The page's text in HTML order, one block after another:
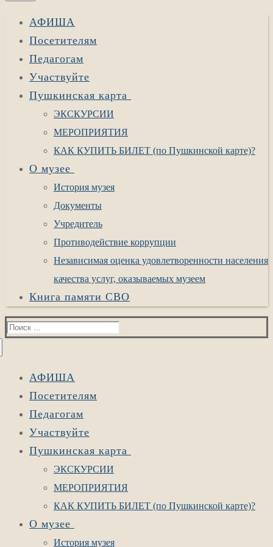
АФИША
Посетителям
Педагогам
Участвуйте
Пушкинская карта
ЭКСКУРСИИ
МЕРОПРИЯТИЯ
КАК КУПИТЬ БИЛЕТ (по Пушкинской карте)?
О музее
История музея
Документы
Учредитель
Противодействие коррупции
Независимая оценка удовлетворенности населения
качества услуг, оказываемых музеем
Книга памяти СВО
Найти:
АФИША
Посетителям
Педагогам
Участвуйте
Пушкинская карта
ЭКСКУРСИИ
МЕРОПРИЯТИЯ
КАК КУПИТЬ БИЛЕТ (по Пушкинской карте)?
О музее
История музея